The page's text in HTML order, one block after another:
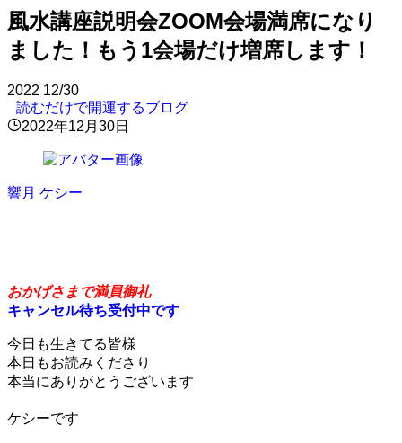
風水講座説明会ZOOM会場満席になり
ました！もう1会場だけ増席します！
2022 12/30
読むだけで開運するブログ
2022年12月30日
響月 ケシー
おかげさまで満員御礼
キャンセル待ち受付中です
今日も生きてる皆様
本日もお読みくださり
本当にありがとうございます
ケシーです